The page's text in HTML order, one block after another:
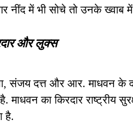
नींद में भी सोचे तो उनके ख्वाब
और लुक्स
संजय दत्त और आर. माधवन के
माधवन का किरदार राष्ट्रीय
है.